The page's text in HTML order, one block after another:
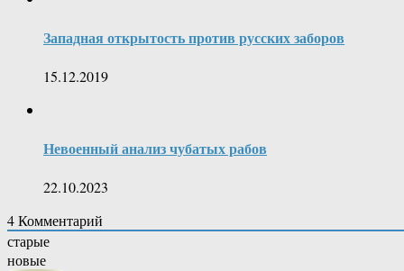
Западная открытость против русских заборов
15.12.2019
Невоенный анализ чубатых рабов
22.10.2023
4Комментарий
старые
новые